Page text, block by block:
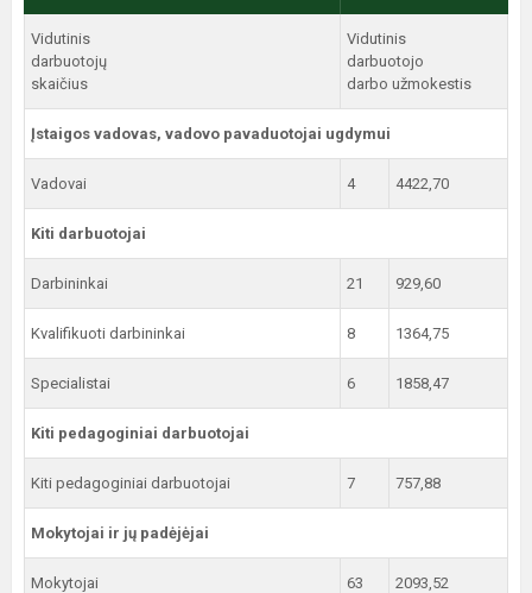
Vidutinis
darbuotojų
skaičius
Vidutinis
darbuotojo
darbo užmokestis
Įstaigos vadovas, vadovo pavaduotojai ugdymui
Vadovai 4 4422,70
Kiti darbuotojai
Darbininkai 21 929,60
Kvalifikuoti darbininkai 8 1364,75
Specialistai 6 1858,47
Kiti pedagoginiai darbuotojai
Kiti pedagoginiai darbuotojai 7 757,88
Mokytojai ir jų padėjėjai
Mokytojai 63 2093,52